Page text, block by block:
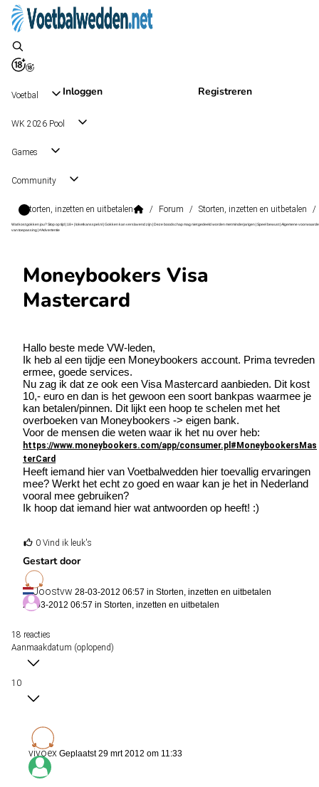
Inloggen Registreren
Voetbal
WK 2026 Pool
Games
Community
Storten, inzetten en uitbetalen / Forum / Storten, inzetten en uitbetalen /
Wat kost gokken jou? Stop op tijd | 18+ | loketkansspel.nl | Gokken kan verslavend zijn | Deze boodschap mag niet gedeeld worden met minderjarigen | Speel bewust | Algemene
van toepassing | #Advertentie
Moneybookers Visa
Mastercard
Hallo beste mede VW-leden,
Ik heb al een tijdje een Moneybookers account. Prima tevreden
ermee, goede services.
Nu zag ik dat ze ook een Visa Mastercard aanbieden. Dit kost
10,- euro en dan is het gewoon een soort bankpas waarmee je
kan betalen/pinnen. Dit lijkt een hoop te schelen met het
overboeken van Moneybookers -> eigen bank.
Voor de mensen die weten waar ik het nu over heb:
https://www.moneybookers.com/app/consumer.pl#MoneybookersMas
terCard
Heeft iemand hier van Voetbalwedden hier toevallig ervaringen
mee? Werkt het echt zo goed en waar kan je het in Nederland
vooral mee gebruiken?
Ik hoop dat iemand hier wat antwoorden op heeft! :)
0 Vind ik leuk's
Gestart door
Joostvw 28-03-2012 06:57 in Storten, inzetten en uitbetalen
28-03-2012 06:57 in Storten, inzetten en uitbetalen
18 reacties
Aanmaakdatum (oplopend)
10
vivoex Geplaatst 29 mrt 2012 om 11:33